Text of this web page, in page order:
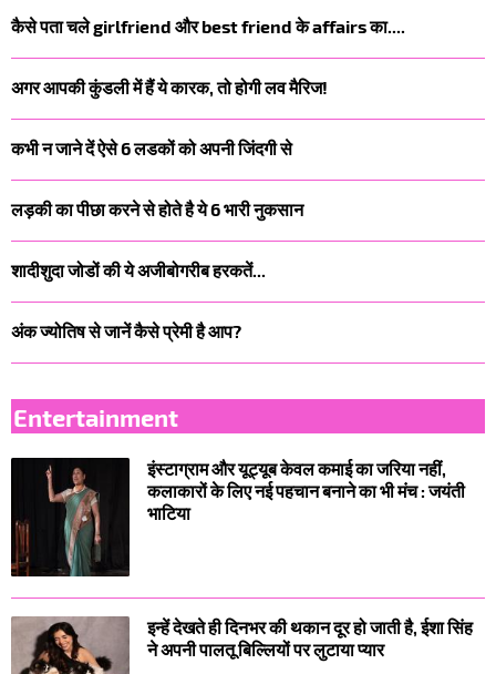
कैसे पता चले girlfriend और best friend के affairs का....
अगर आपकी कुंडली में हैं ये कारक, तो होगी लव मैरिज!
कभी न जाने दें ऐसे 6 लडकों को अपनी जिंदगी से
लड़की का पीछा करने से होते है ये 6 भारी नुकसान
शादीशुदा जोडों की ये अजीबोगरीब हरकतें...
अंक ज्योतिष से जानें कैसे प्रेमी है आप?
Entertainment
इंस्टाग्राम और यूट्यूब केवल कमाई का जरिया नहीं,
कलाकारों के लिए नई पहचान बनाने का भी मंच : जयंती
भाटिया
इन्हें देखते ही दिनभर की थकान दूर हो जाती है, ईशा सिंह
ने अपनी पालतू बिल्लियों पर लुटाया प्यार